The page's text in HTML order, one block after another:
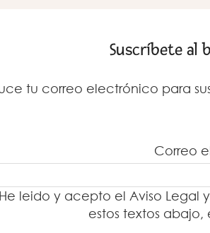
Suscríbete al
tu correo electrónico para
Correo
He leido y acepto el Aviso Legal
estos textos